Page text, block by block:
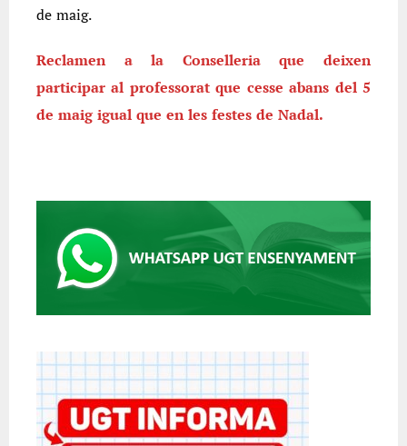
de maig.
Reclamen a la Conselleria que deixen
participar al professorat que cesse abans del 5
de maig igual que en les festes de Nadal.